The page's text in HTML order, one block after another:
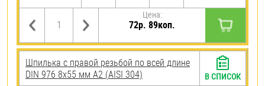
Цена:
72р. 89коп.
Шпилька с правой резьбой по всей длине
DIN 976 8х55 мм А2 (AISI 304)
В СПИСОК